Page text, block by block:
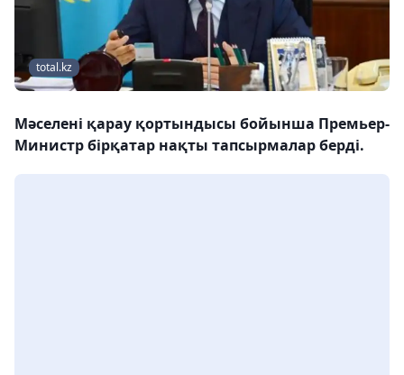
total.kz
Мәселені қарау қортындысы бойынша Премьер-
Министр бірқатар нақты тапсырмалар берді.